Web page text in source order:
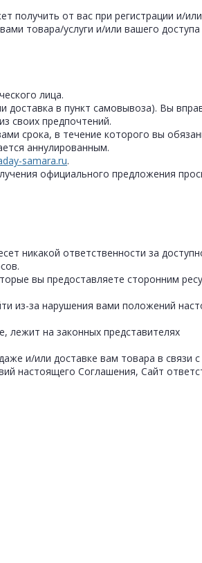
получить от вас при регистрации и/
товара/услуги и/или вашего доступа
лица.
доставка в пункт самовывоза). Вы
своих предпочтений.
срока, в течение которого вы
аннулированным.
samara.ru.
официального предложения
никакой ответственности за
вы предоставляете сторонним
из-за нарушения вами положений
лежит на законных представителях
и/или доставке вам товара в связи с
настоящего Соглашения, Сайт